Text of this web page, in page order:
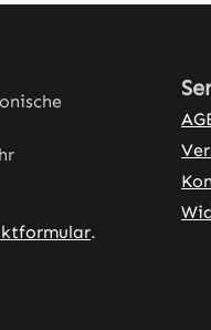
.
– öffnet in neuem